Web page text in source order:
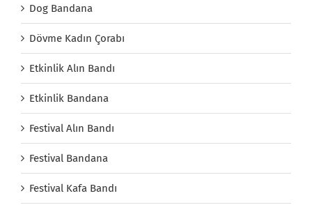
Dog Bandana
Dövme Kadın Çorabı
Etkinlik Alın Bandı
Etkinlik Bandana
Festival Alın Bandı
Festival Bandana
Festival Kafa Bandı